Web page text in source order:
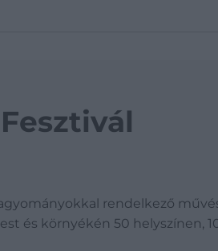
a műtárgypiaci
piaci információkat a